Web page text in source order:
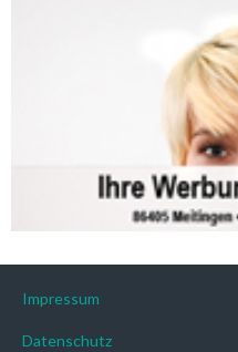
Impressum
Datenschutz